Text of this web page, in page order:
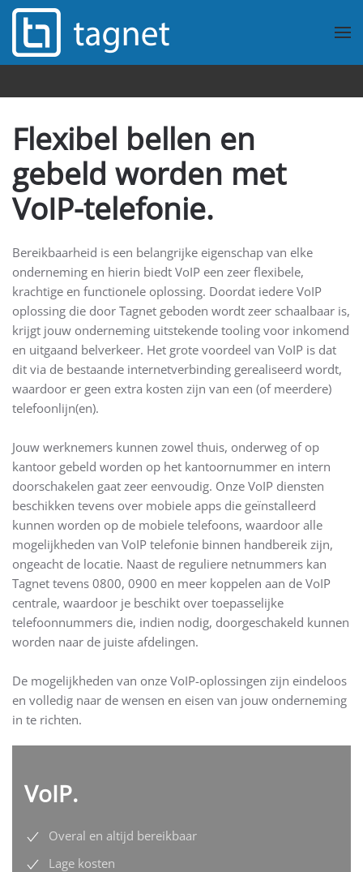
Overslaan en naar de inhoud gaan
Flexibel bellen en
gebeld worden met
VoIP-telefonie.
Bereikbaarheid is een belangrijke eigenschap van elke
onderneming en hierin biedt VoIP een zeer flexibele,
krachtige en functionele oplossing. Doordat iedere VoIP
oplossing die door Tagnet geboden wordt zeer schaalbaar is,
krijgt jouw onderneming uitstekende tooling voor inkomend
en uitgaand belverkeer. Het grote voordeel van VoIP is dat
dit via de bestaande internetverbinding gerealiseerd wordt,
waardoor er geen extra kosten zijn van een (of meerdere)
telefoonlijn(en).
Jouw werknemers kunnen zowel thuis, onderweg of op
kantoor gebeld worden op het kantoornummer en intern
doorschakelen gaat zeer eenvoudig. Onze VoIP diensten
beschikken tevens over mobiele apps die geïnstalleerd
kunnen worden op de mobiele telefoons, waardoor alle
mogelijkheden van VoIP telefonie binnen handbereik zijn,
ongeacht de locatie. Naast de reguliere netnummers kan
Tagnet tevens 0800, 0900 en meer koppelen aan de VoIP
centrale, waardoor je beschikt over toepasselijke
telefoonnummers die, indien nodig, doorgeschakeld kunnen
worden naar de juiste afdelingen.
De mogelijkheden van onze VoIP-oplossingen zijn eindeloos
en volledig naar de wensen en eisen van jouw onderneming
in te richten.
VoIP.
Overal en altijd bereikbaar
Lage kosten